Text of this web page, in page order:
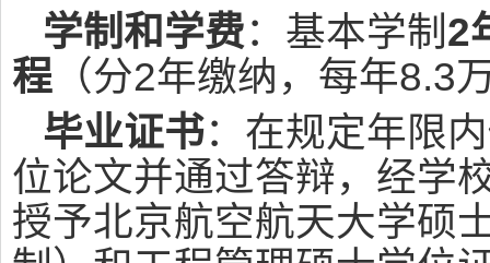
学制和学费：基本学制 2
程 （分2年缴纳，每年8.3
毕业证书：在规定年限
位论文并通过答辩，经学
授予北京航空航天大学硕